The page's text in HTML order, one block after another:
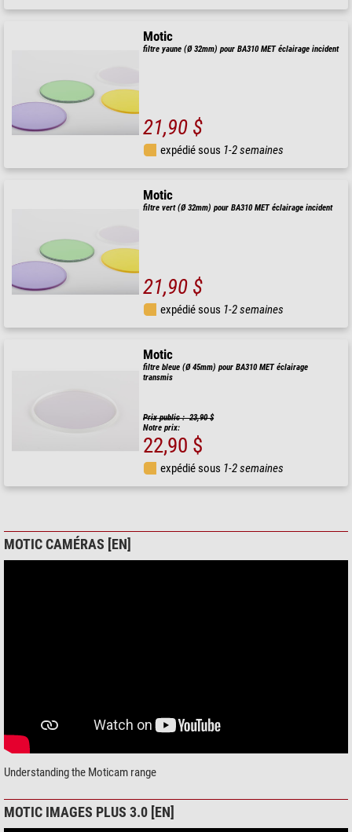
Motic
filtre yaune (Ø 32mm) pour BA310 MET éclairage incident
21,90 $
expédié sous 1-2 semaines
Motic
filtre vert (Ø 32mm) pour BA310 MET éclairage incident
21,90 $
expédié sous 1-2 semaines
Motic
filtre bleue (Ø 45mm) pour BA310 MET éclairage
transmis
Prix public : 23,90 $
Notre prix:
22,90 $
expédié sous 1-2 semaines
MOTIC CAMÉRAS [EN]
Understanding the Moticam range
MOTIC IMAGES PLUS 3.0 [EN]